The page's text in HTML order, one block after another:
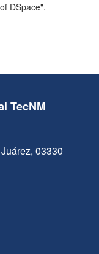
DSpace".
TecNM
03330